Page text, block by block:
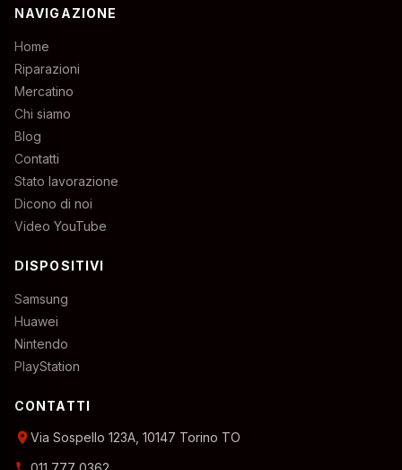
NAVIGAZIONE
Home
Riparazioni
Mercatino
Chi siamo
Blog
Contatti
Stato lavorazione
Dicono di noi
Video YouTube
DISPOSITIVI
Samsung
Huawei
Nintendo
PlayStation
CONTATTI
location_onVia Sospello 123A, 10147 Torino TO